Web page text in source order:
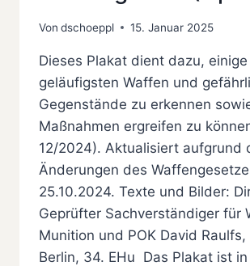
Von dschoeppl 15. Januar 2025
Dieses Plakat dient dazu,
geläufigsten Waffen und
Gegenstände zu erkennen
Maßnahmen ergreifen zu
12/2024). Aktualisiert aufgrund
Änderungen des
25.10.2024. Texte und Bilder:
Geprüfter Sachverständiger für
Munition und POK David Raulfs,
Berlin, 34. EHu Das Plakat ist in